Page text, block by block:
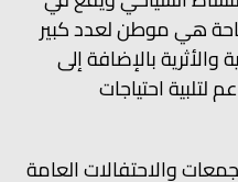
هي موطن لعدد كبير
والأثرية بالإضافة إلى
احتياجات
والاحتفالات العامة